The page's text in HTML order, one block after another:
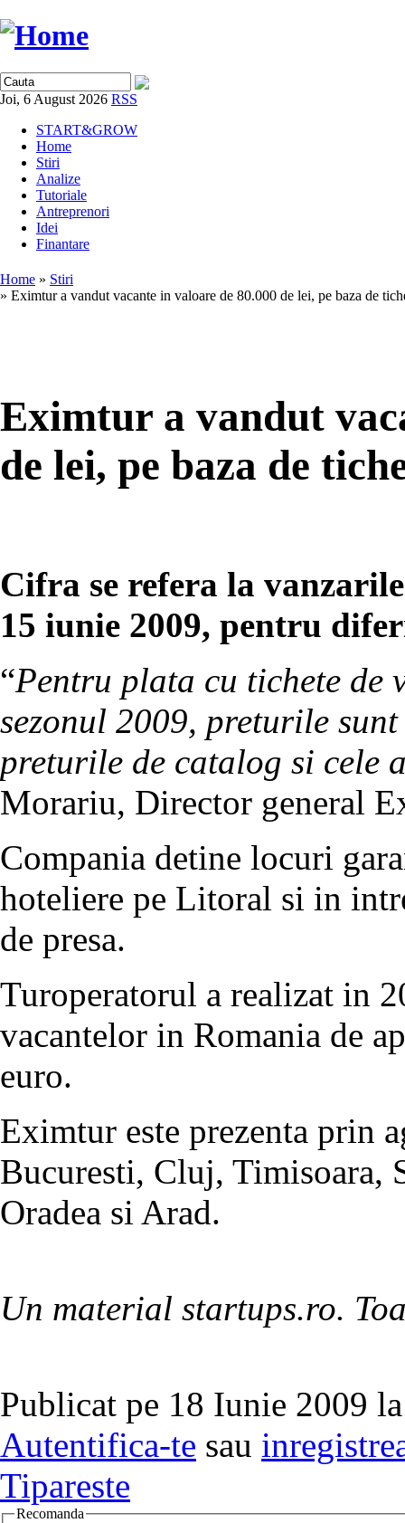
Joi, 6 August 2026 RSS
START&GROW
Home
Stiri
Analize
Tutoriale
Antreprenori
Idei
Finantare
Home » Stiri
» Eximtur a vandut vacante in valoare de 80.000 de lei, pe baza de
Eximtur a vandut
de lei, pe baza de
Cifra se refera la
15 iunie 2009, pentru
“Pentru plata cu tichete de
sezonul 2009, preturile
preturile de catalog si cele
Morariu, Director general
Compania detine locuri
hoteliere pe Litoral si in
de presa.
Turoperatorul a realizat in
vacantelor in Romania de
euro.
Eximtur este prezenta prin
Bucuresti, Cluj, Timisoara,
Oradea si Arad.
Un material startups.ro.
Publicat pe 18 Iunie 2009
Autentifica-te sau
Tipareste
Recomanda